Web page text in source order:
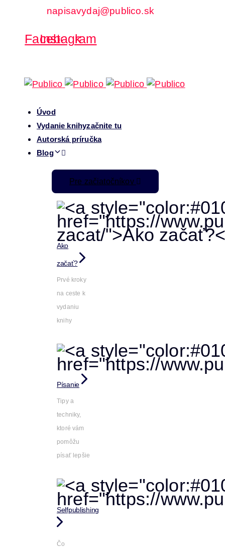
napisavydaj@publico.sk
Facebook
Instagram
Úvod
Vydanie knihyzačnite tu
Autorská príručka
Blog
Pre začiatočníkov
Ako
začať?
Prvé kroky
na ceste k
vydaniu
knihy
Písanie
Tipy a
techniky,
ktoré vám
pomôžu
písať lepšie
Selfpublishing
Čo